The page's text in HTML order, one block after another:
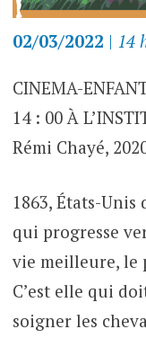
02/03/2022 | 14
CINEMA-
14 : 00 À
Rémi Chayé,
1863, États-Unis
qui progresse
vie meilleure, le
C’est elle qui
soigner les